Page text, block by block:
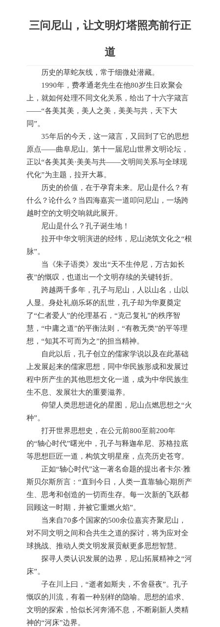
三问尼山，让文明灯塔照亮前行正
道
历史的草蛇灰线，常于细微处潜藏。
1990年，费孝通老先生在他80岁生日欢聚会
上，就如何处理不同文化关系，给出了十六字箴言
——“各美其美，美人之美，美美与共，天下大
同”。
35年后的今天，这一箴言，又回到了它的思想
原点——曲阜尼山。第十一届尼山世界文明论坛，
正以“各美其美·美美与共——文明间关系与全球现
代化”为主题，拉开大幕。
历史的价值，在于孕育未来。尼山是什么？有
什么？论什么？当四海嘉宾一道叩问尼山，一场跨
越时空的文明交响就此展开。
尼山是什么？孔子诞生地！
拉开中华文明演进的经纬，尼山浇筑文化之“根
脉”。
当《朱子语类》发出“天不生仲尼，万古如长
夜”的慨叹，也道出一个文明存续的关键转折。
跨越两千多年，孔子与尼山，人以山名，山以
人显。身处礼崩乐坏的乱世，孔子却为华夏奠定
了“仁者爱人”的伦理基石，“克己复礼”的秩序智
慧，“中庸之道”的平衡法则，“有教无类”的平等理
想，“知其不可而为之”的担当精神。
自此以后，孔子创立的儒家学说以及在此基础
上发展起来的儒家思想，同中华民族形成和发展过
程中所产生的其他思想文化一道，成为中华民族生
生不息、发展壮大的重要滋养。
仰望人类思想进化的星图，尼山点燃思想之“火
种”。
打开世界思想史，在公元前800至前200年
的“轴心时代”曙光中，孔子与释迦牟尼、苏格拉底
等思想巨匠一道，构筑文明星座，点亮历史苍穹。
正如“轴心时代”这一著名命题的提出者卡尔·雅
斯贝尔斯所言：“直到今日，人类一直靠轴心期所产
生、思考和创造的一切而生存。每一次新的飞跃都
回顾这一时期，并被它重燃火焰”。
当来自70多个国家的500余位嘉宾齐聚尼山，
对不同文明之间和合共生之道的探讨，将为应对全
球挑战、推动人类文明发展贡献更多思想智慧。
探寻人类认识发展的边界，尼山拓展精神之“河
床”。
子在川上曰，“逝者如斯夫，不舍昼夜”。孔子
慨叹的川流，有着一种别样的隐喻。思想的追求、
文明的探索，恰似长河奔涌不息，不断刷新人类精
神的“河床”边界。